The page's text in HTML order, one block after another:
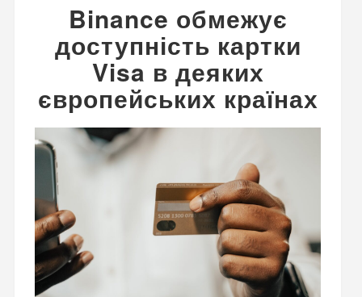
Binance обмежує
доступність картки
Visa в деяких
європейських країнах